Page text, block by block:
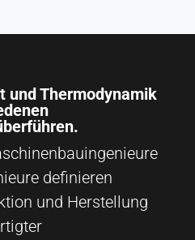
und Thermodynamik
definieren
und Herstellung